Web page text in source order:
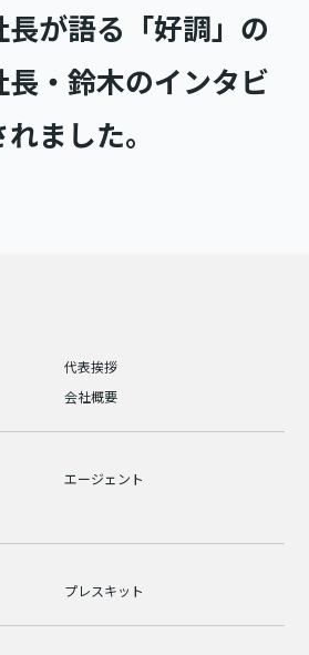
が語る「好調」の
・鈴木のインタビ
ました。
代表挨拶
会社概要
エージェント
プレスキット